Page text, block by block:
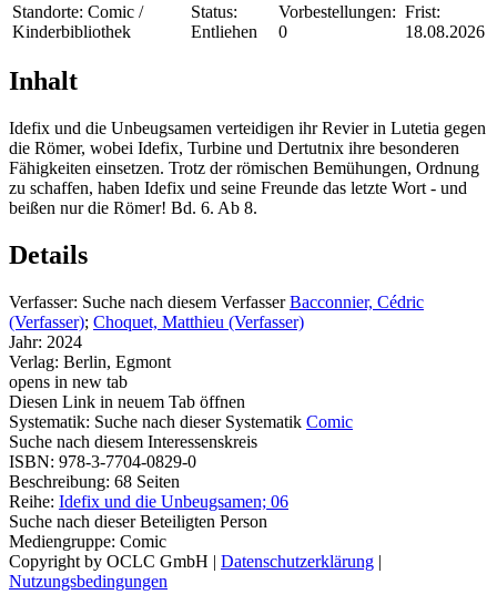
Standorte: Comic /
Kinderbibliothek
Status:
Entliehen
Vorbestellungen:
0
Frist:
18.08.2026
Inhalt
Idefix und die Unbeugsamen verteidigen ihr Revier in Lutetia gegen
die Römer, wobei Idefix, Turbine und Dertutnix ihre besonderen
Fähigkeiten einsetzen. Trotz der römischen Bemühungen, Ordnung
zu schaffen, haben Idefix und seine Freunde das letzte Wort - und
beißen nur die Römer! Bd. 6. Ab 8.
Details
Verfasser: Suche nach diesem Verfasser Bacconnier, Cédric
(Verfasser); Choquet, Matthieu (Verfasser)
Jahr: 2024
Verlag: Berlin, Egmont
opens in new tab
Diesen Link in neuem Tab öffnen
Systematik: Suche nach dieser Systematik Comic
Suche nach diesem Interessenskreis
ISBN: 978-3-7704-0829-0
Beschreibung: 68 Seiten
Reihe: Idefix und die Unbeugsamen; 06
Suche nach dieser Beteiligten Person
Mediengruppe: Comic
Copyright by OCLC GmbH | Datenschutzerklärung |
Nutzungsbedingungen